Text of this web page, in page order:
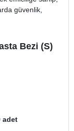
güvenlik,
Bezi (S)
adet